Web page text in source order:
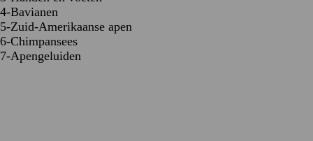
4-Bavianen
5-Zuid-Amerikaanse apen
6-Chimpansees
7-Apengeluiden